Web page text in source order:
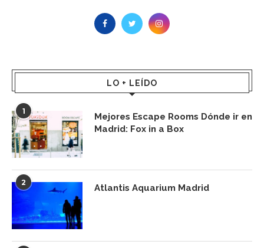
LO + LEÍDO
1
Mejores Escape Rooms Dónde ir en
Madrid: Fox in a Box
2
Atlantis Aquarium Madrid